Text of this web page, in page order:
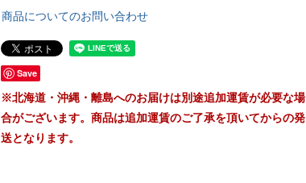
商品についてのお問い合わせ
Save
※北海道・沖縄・離島へのお届けは別途追加運賃が必要な場
合がございます。商品は追加運賃のご了承を頂いてからの発
送となります。